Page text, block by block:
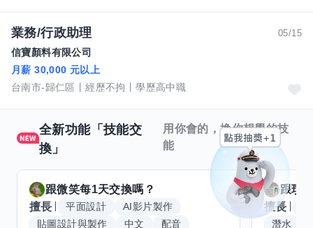
05/15
業務/行政助理
信寶顏料有限公司
月薪 30,000 元以上
台南市-歸仁區
經歷不拘 學歷高中職
全新功能「技能交
換」
用你會的，換你想學的技
能
跟微笑每1天交換嗎？
擅長
平面設計
AI影片製作
貼圖設計與製作
中文
配音
跟玟
擅長
潛水